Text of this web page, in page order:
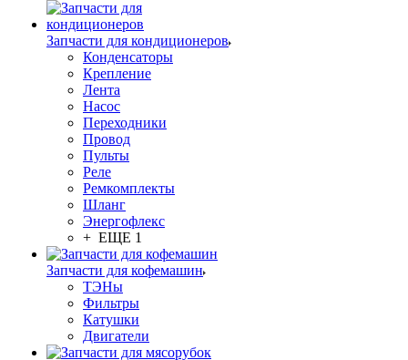
Запчасти для кондиционеров
Конденсаторы
Крепление
Лента
Насос
Переходники
Провод
Пульты
Реле
Ремкомплекты
Шланг
Энергофлекс
+ ЕЩЕ 1
Запчасти для кофемашин
ТЭНы
Фильтры
Катушки
Двигатели